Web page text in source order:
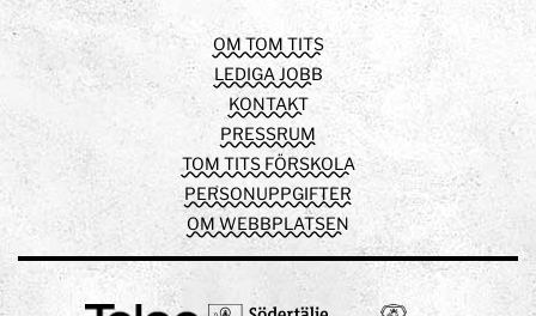
FacebookInstagramYoutube
OM TOM TITS
LEDIGA JOBB
KONTAKT
PRESSRUM
TOM TITS FÖRSKOLA
PERSONUPPGIFTER
OM WEBBPLATSEN